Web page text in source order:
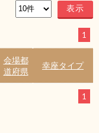
1
会場都
道府県
幸座タイプ
1